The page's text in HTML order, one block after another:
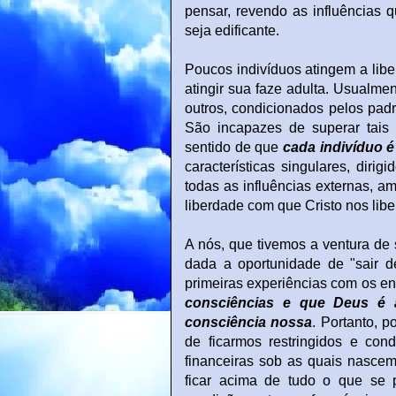
pensar, revendo as influências
seja edificante.
Poucos indivíduos atingem a
atingir sua faze adulta.
outros, condicionados pelos
São incapazes de superar tais
sentido de que cada indivíduo
características singulares,
todas as influências externas,
liberdade com que Cristo nos
A nós, que tivemos a ventura
dada a oportunidade de "sair
primeiras experiências com os
consciências e que Deus é
consciência nossa. Portanto,
de ficarmos restringidos e
financeiras sob as quais
ficar acima de tudo o que se